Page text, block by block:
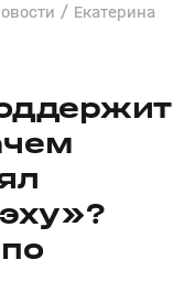
/ Екатерина